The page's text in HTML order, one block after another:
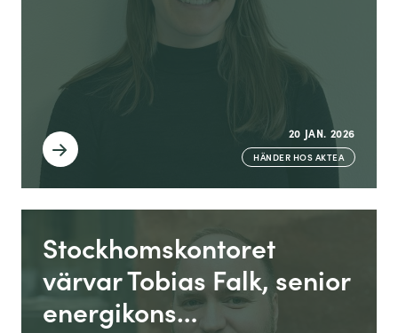
20 JAN. 2026
HÄNDER HOS AKTEA
Stockhomskontoret
värvar Tobias Falk, senior
energikons…